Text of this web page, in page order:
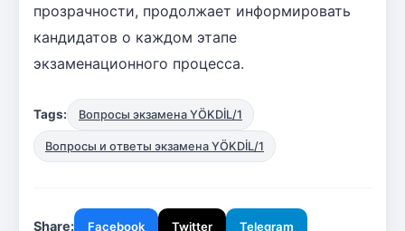
прозрачности, продолжает информировать
кандидатов о каждом этапе
экзаменационного процесса.
Tags: Вопросы экзамена YÖKDİL/1
Вопросы и ответы экзамена YÖKDİL/1
Share: Facebook Twitter Telegram